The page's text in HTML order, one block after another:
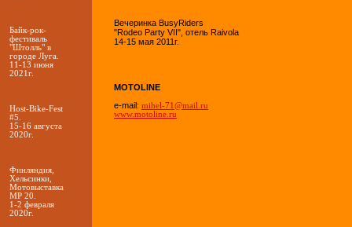
Байк-рок-
фестиваль
"Штолль" в
городе Луга.
11-13 июня
2021г.
Host-Bike-Fest
#5.
15-16 августа
2020г.
Финляндия,
Хельсинки,
Мотовыставка
MP 20.
1-2 февраля
2020г.
Вечеринка BusyRiders
"Rodeo Party VII", отель Raivola
14-15 мая 2011г.
MOTOLINE
e-mail: mihel-71@mail.ru
www.motoline.ru